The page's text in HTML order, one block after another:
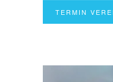
TERMIN